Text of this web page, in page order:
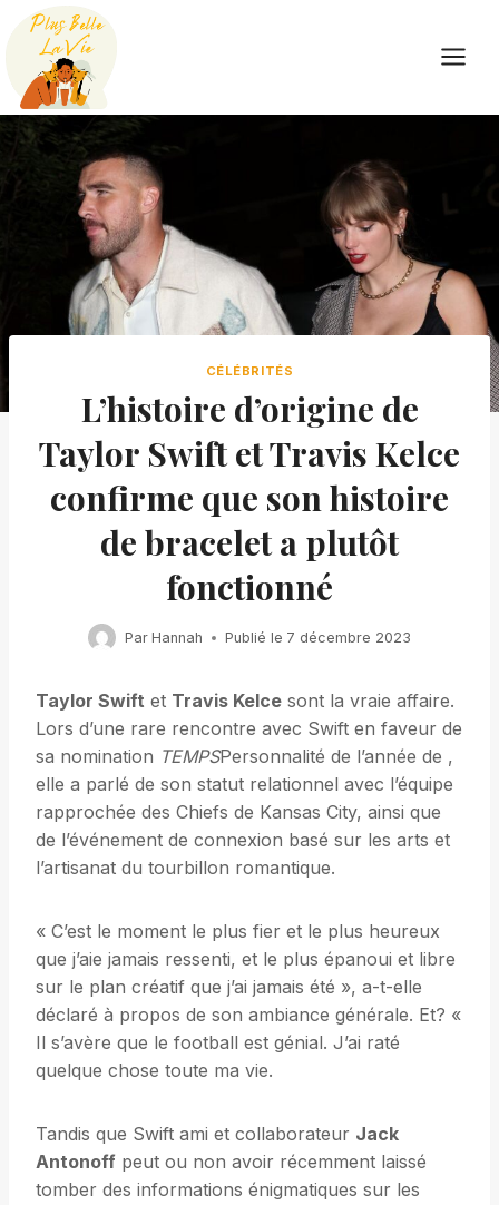
Skip
content
CÉLÉBRITÉS
L’histoire d’origine de
Taylor Swift et Travis Kelce
confirme que son histoire
de bracelet a plutôt
fonctionné
Par Hannah Publié le 7 décembre 2023
Taylor Swift et Travis Kelce sont la vraie affaire.
Lors d’une rare rencontre avec Swift en faveur de
sa nomination TEMPSPersonnalité de l’année de ,
elle a parlé de son statut relationnel avec l’équipe
rapprochée des Chiefs de Kansas City, ainsi que
de l’événement de connexion basé sur les arts et
l’artisanat du tourbillon romantique.
« C’est le moment le plus fier et le plus heureux
que j’aie jamais ressenti, et le plus épanoui et libre
sur le plan créatif que j’ai jamais été », a-t-elle
déclaré à propos de son ambiance générale. Et? «
Il s’avère que le football est génial. J’ai raté
quelque chose toute ma vie.
Tandis que Swift ami et collaborateur Jack
Antonoff peut ou non avoir récemment laissé
tomber des informations énigmatiques sur les